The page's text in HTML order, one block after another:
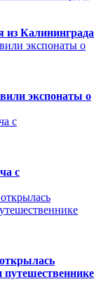
из Калининграда
экспонаты о
с
путешественнике